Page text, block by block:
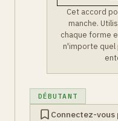
Cet accord
manche.
chaque forme
n'importe quel
DÉBUTANT
Connectez-